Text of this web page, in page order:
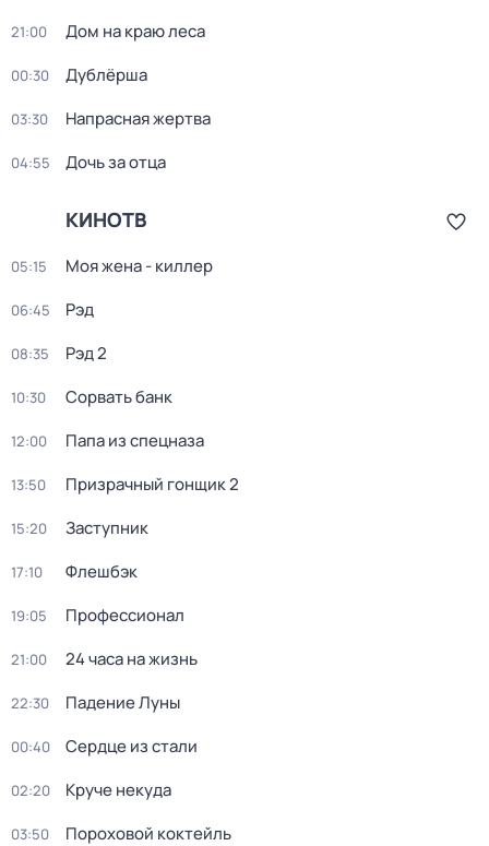
21:00 Дом на краю леса
00:30 Дублёрша
03:30 Напрасная жертва
04:55 Дочь за отца
КИНОТВ
05:15 Моя жена - киллер
06:45 Рэд
08:35 Рэд 2
10:30 Сорвать банк
12:00 Папа из спецназа
13:50 Призрачный гонщик 2
15:20 Заступник
17:10 Флешбэк
19:05 Профессионал
21:00 24 часа на жизнь
22:30 Падение Луны
00:40 Сердце из стали
02:20 Круче некуда
03:50 Пороховой коктейль